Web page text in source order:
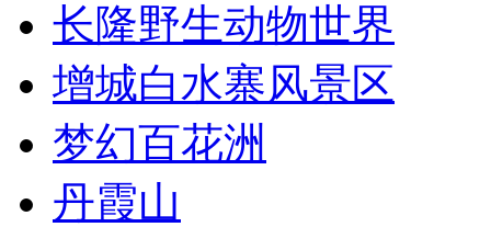
长隆野生动物世界
增城白水寨风景区
梦幻百花洲
丹霞山